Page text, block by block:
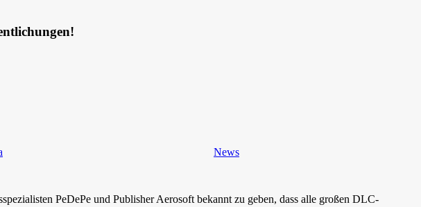
News
PeDePe und Publisher Aerosoft bekannt zu geben, dass alle großen DLC-